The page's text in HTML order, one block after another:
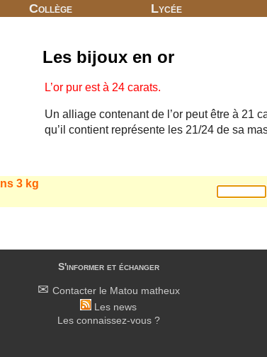
Collège Lycée
Les bijoux en or
L’or pur est à 24 carats.
Un alliage contenant de l’or peut être à 21
qu’il contient représente les 21/24 de sa
3 kg
S'informer et échanger
Contacter le Matou matheux
Les news
Les connaissez-vous ?